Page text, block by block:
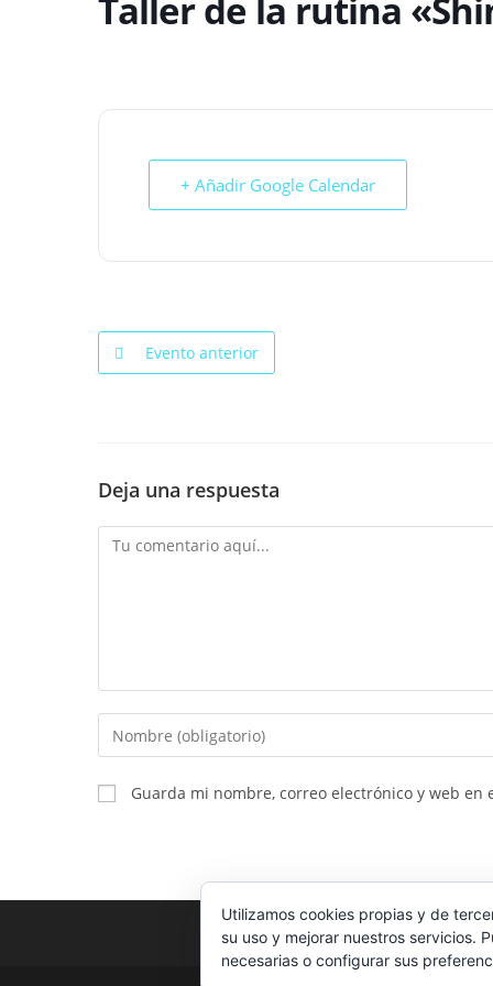
Taller de la rutina
+ Añadir Google Calendar
Evento anterior
Deja una respuesta
Comentario
Introduce
tu
nombre
o
Guarda mi nombre, correo electrónico y web
Utilizamos cookies propias y de
su uso y mejorar nuestros servicios.
necesarias o configurar sus